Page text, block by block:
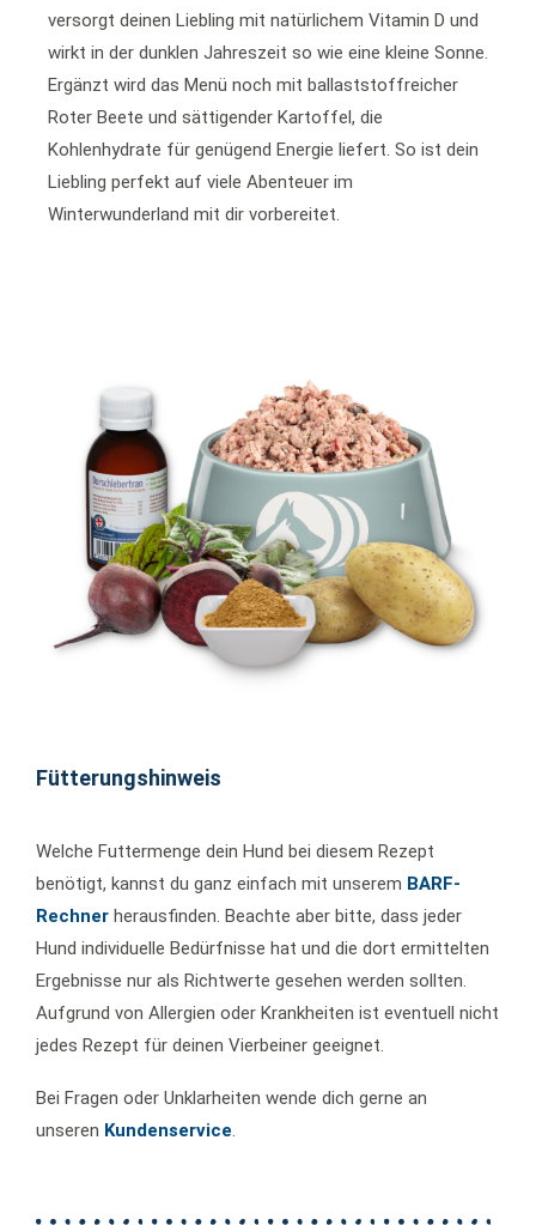
versorgt deinen Liebling mit natürlichem Vitamin D und
wirkt in der dunklen Jahreszeit so wie eine kleine Sonne.
Ergänzt wird das Menü noch mit ballaststoffreicher
Roter Beete und sättigender Kartoffel, die
Kohlenhydrate für genügend Energie liefert. So ist dein
Liebling perfekt auf viele Abenteuer im
Winterwunderland mit dir vorbereitet.
Fütterungshinweis
Welche Futtermenge dein Hund bei diesem Rezept
benötigt, kannst du ganz einfach mit unserem BARF-
Rechner herausfinden. Beachte aber bitte, dass jeder
Hund individuelle Bedürfnisse hat und die dort ermittelten
Ergebnisse nur als Richtwerte gesehen werden sollten.
Aufgrund von Allergien oder Krankheiten ist eventuell nicht
jedes Rezept für deinen Vierbeiner geeignet.
Bei Fragen oder Unklarheiten wende dich gerne an
unseren Kundenservice.